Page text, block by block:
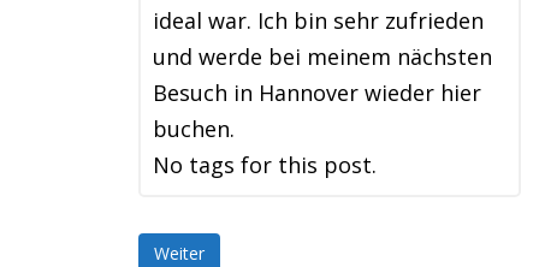
ideal war. Ich bin sehr zufrieden
und werde bei meinem nächsten
Besuch in Hannover wieder hier
buchen.
No tags for this post.
Weiter